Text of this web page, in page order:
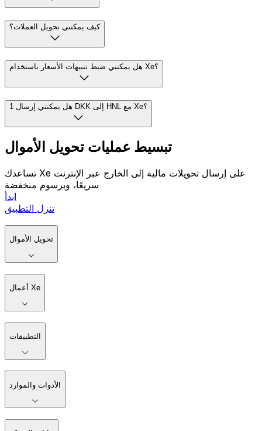
كيف يمكنني تحويل العملات؟
هل يمكنني ضبط تنبيهات الأسعار باستخدام Xe؟
هل يمكنني إرسال 1 DKK إلى HNL مع Xe؟
تبسيط عمليات تحويل الأموال
تساعدك Xe على إرسال تحويلات مالية إلى الخارج عبر الإنترنت
سريعًا، وبرسوم منخفضة
ابدأ
تنزل التطبيق
تحويل الأموال
أعمال Xe
التطبيقات
الأدوات والموارد